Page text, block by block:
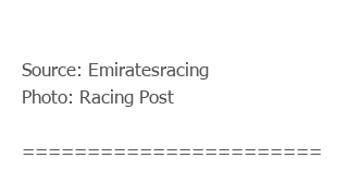
Source: Emiratesracing
Photo: Racing Post
=======================